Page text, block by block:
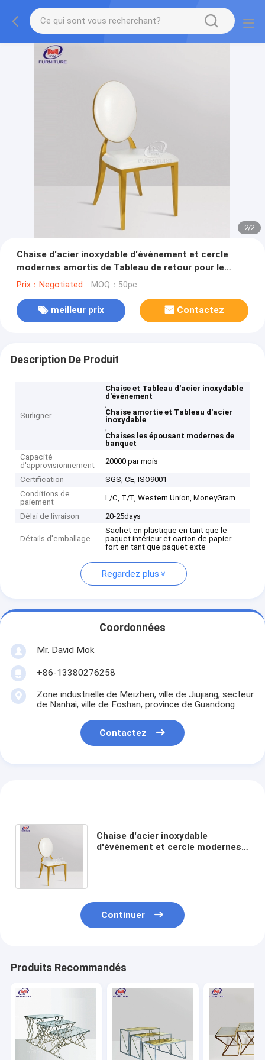
2/2
Chaise d'acier inoxydable d'événement et cercle
modernes amortis de Tableau de retour pour le
mariage de banquet
Prix：Negotiated MOQ：50pc
meilleur prix Contactez
Description De Produit
Surligner
Chaise et Tableau d'acier inoxydable
d'événement
,
Chaise amortie et Tableau d'acier
inoxydable
,
Chaises les épousant modernes de
banquet
Capacité
d'approvisionnement
20000 par mois
Certification
SGS, CE, ISO9001
Conditions de
paiement
L/C, T/T, Western Union, MoneyGram
Délai de livraison 20-25days
Détails d'emballage
Sachet en plastique en tant que le
paquet intérieur et carton de papier
fort en tant que paquet exte
Regardez plus
Coordonnées
Mr. David Mok
+86-13380276258
Zone industrielle de Meizhen, ville de Jiujiang, secteur
de Nanhai, ville de Foshan, province de Guandong
Contactez
Chaise d'acier inoxydable
d'événement et cercle modernes
Continuer
Produits Recommandés